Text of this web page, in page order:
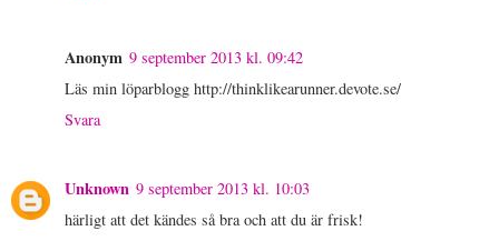
Anonym 9 september 2013 kl. 09:42
Läs min löparblogg http://thinklikearunner.devote.se/
Svara
Unknown 9 september 2013 kl. 10:03
härligt att det kändes så bra och att du är frisk!